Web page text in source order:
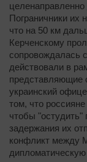
Пограничники их
что на 50 км
Керченскому
сопровождалась
действовали в
представляющие
украинский
том, что
чтобы
задержания их
конфликт между
дипломатическую